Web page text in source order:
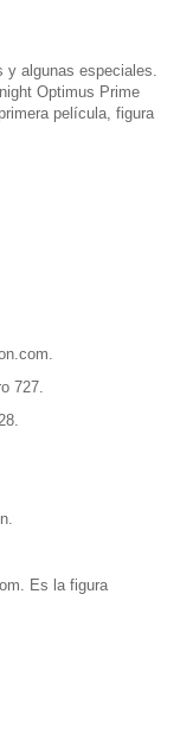
algunas especiales.
Optimus Prime
película, figura
727.
Es la figura